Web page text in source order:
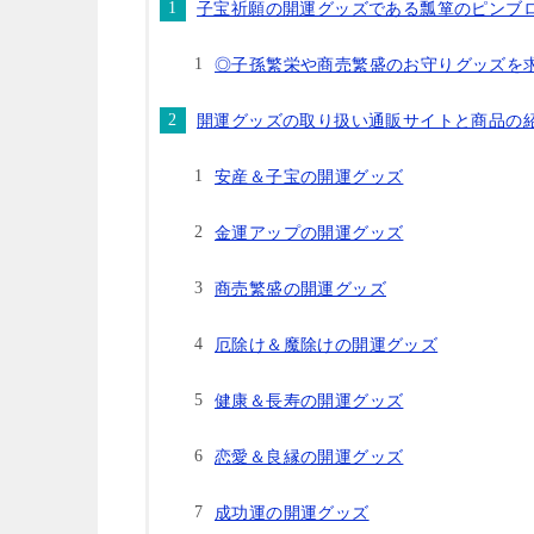
子宝祈願の開運グッズである瓢箪のピンブ
◎子孫繁栄や商売繁盛のお守りグッズを
開運グッズの取り扱い通販サイトと商品の
安産＆子宝の開運グッズ
金運アップの開運グッズ
商売繁盛の開運グッズ
厄除け＆魔除けの開運グッズ
健康＆長寿の開運グッズ
恋愛＆良縁の開運グッズ
成功運の開運グッズ